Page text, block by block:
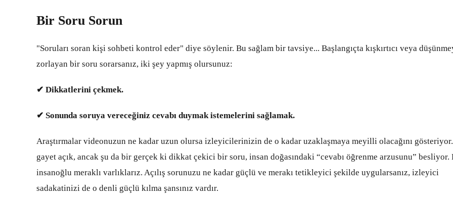
Bir Soru Sorun
"Soruları soran kişi sohbeti kontrol eder" diye söylenir. Bu sağlam bir tavsiye... Başlangıçta kışkırtıcı veya
zorlayan bir soru sorarsanız, iki şey yapmış olursunuz:
✔ Dikkatlerini çekmek.
✔ Sonunda soruya vereceğiniz cevabı duymak istemelerini sağlamak.
Araştırmalar videonuzun ne kadar uzun olursa izleyicilerinizin de o kadar uzaklaşmaya meyilli olacağını
gayet açık, ancak şu da bir gerçek ki dikkat çekici bir soru, insan doğasındaki “cevabı öğrenme arzusunu” besliyor.
insanoğlu meraklı varlıklarız. Açılış sorunuzu ne kadar güçlü ve merakı tetikleyici şekilde uygularsanız, izleyici
sadakatinizi de o denli güçlü kılma şansınız vardır.